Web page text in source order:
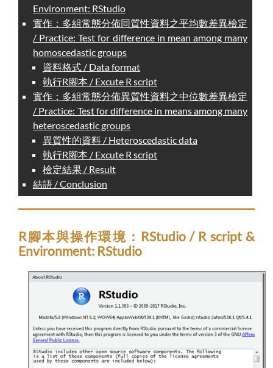
Environment: RStudio
實作：多組常態分佈同質性資料之平均數差異檢定
/ Practice: Test for difference in mean among many
homoscedastic groups
資料格式 / Data format
執行R腳本 / Excute R script
實作：多組常態分佈異質性資料之中位數差異檢定
/ Practice: Test for difference in means among many
heteroscedastic groups
異質性的資料 / Heteroscedastic data
執行R腳本 / Excute R script
檢定結果 / Result
結語 / Conclusion
R腳本與操作環境：RStudio / R script &
Environment: RStudio